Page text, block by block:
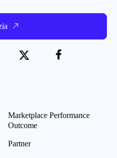
Marketplace Performance
Outcome
Partner